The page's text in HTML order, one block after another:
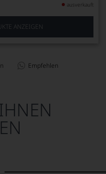
ausverkauft
ANZEIGEN
Empfehlen